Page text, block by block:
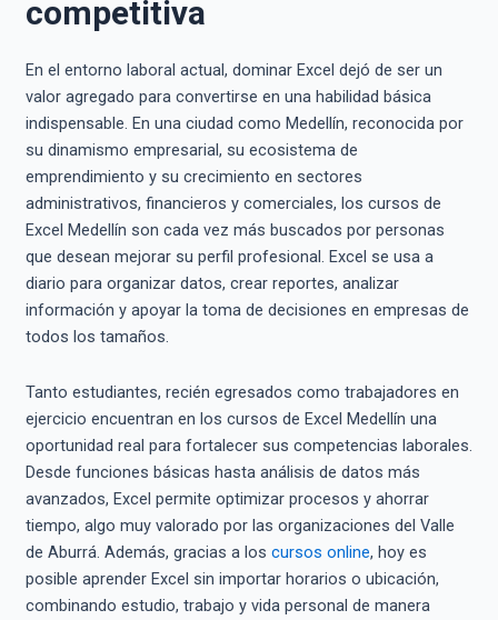
competitiva
En el entorno laboral actual, dominar Excel dejó de ser un
valor agregado para convertirse en una habilidad básica
indispensable. En una ciudad como Medellín, reconocida por
su dinamismo empresarial, su ecosistema de
emprendimiento y su crecimiento en sectores
administrativos, financieros y comerciales, los cursos de
Excel Medellín son cada vez más buscados por personas
que desean mejorar su perfil profesional. Excel se usa a
diario para organizar datos, crear reportes, analizar
información y apoyar la toma de decisiones en empresas de
todos los tamaños.
Tanto estudiantes, recién egresados como trabajadores en
ejercicio encuentran en los cursos de Excel Medellín una
oportunidad real para fortalecer sus competencias laborales.
Desde funciones básicas hasta análisis de datos más
avanzados, Excel permite optimizar procesos y ahorrar
tiempo, algo muy valorado por las organizaciones del Valle
de Aburrá. Además, gracias a los cursos online, hoy es
posible aprender Excel sin importar horarios o ubicación,
combinando estudio, trabajo y vida personal de manera